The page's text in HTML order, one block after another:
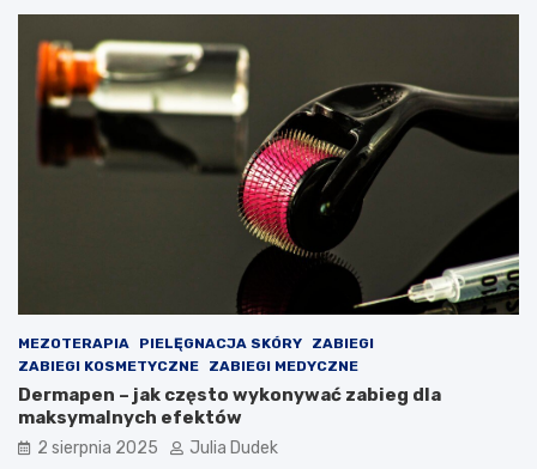
MEZOTERAPIA PIELĘGNACJA SKÓRY
ZABIEGI
ZABIEGI KOSMETYCZNE
ZABIEGI MEDYCZNE
Dermapen – jak często wykonywać zabieg dla
maksymalnych efektów
2 sierpnia 2025 Julia Dudek